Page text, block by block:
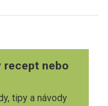
recept nebo
tipy a návody